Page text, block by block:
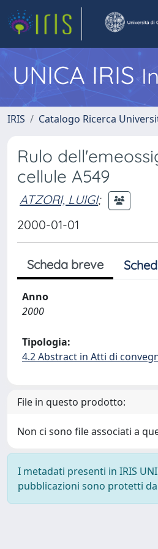
UNICA IRIS
IRIS Catalogo Ricerca
Rulo
cellule A549
ATZORI, LUIGI;
2000-01-01
Scheda breve
Anno
2000
Tipologia:
4.2 Abstract in Atti di
File in questo prodotto:
Non ci sono file associati a
I metadati presenti in IRIS
pubblicazioni sono protetti